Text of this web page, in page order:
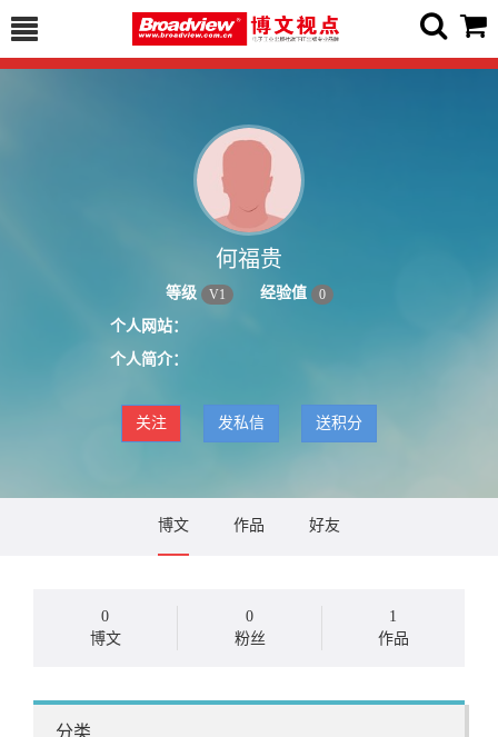
何福贵
等级 V1 经验值 0
个人网站：
个人简介：
关注 发私信 送积分
博文 作品 好友
0
博文
0
粉丝
1
作品
分类